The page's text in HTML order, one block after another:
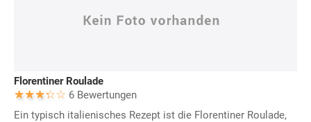
Florentiner Roulade
6 Bewertungen
Ein typisch italienisches Rezept ist die Florentiner Roulade,